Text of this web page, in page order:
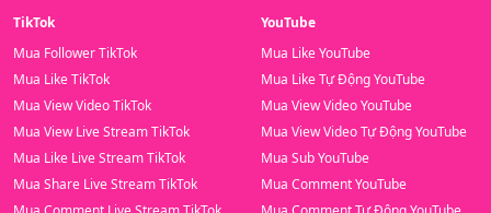
TikTok
Mua Follower TikTok
Mua Like TikTok
Mua View Video TikTok
Mua View Live Stream TikTok
Mua Like Live Stream TikTok
Mua Share Live Stream TikTok
YouTube
Mua Like YouTube
Mua Like Tự Động YouTube
Mua View Video YouTube
Mua View Video Tự Động YouTube
Mua Sub YouTube
Mua Comment YouTube